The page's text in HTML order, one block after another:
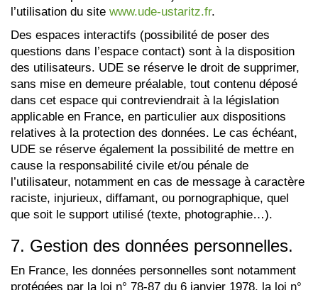
l’utilisation du site www.ude-ustaritz.fr.
Des espaces interactifs (possibilité de poser des
questions dans l’espace contact) sont à la disposition
des utilisateurs. UDE se réserve le droit de supprimer,
sans mise en demeure préalable, tout contenu déposé
dans cet espace qui contreviendrait à la législation
applicable en France, en particulier aux dispositions
relatives à la protection des données. Le cas échéant,
UDE se réserve également la possibilité de mettre en
cause la responsabilité civile et/ou pénale de
l’utilisateur, notamment en cas de message à caractère
raciste, injurieux, diffamant, ou pornographique, quel
que soit le support utilisé (texte, photographie…).
7. Gestion des données personnelles.
En France, les données personnelles sont notamment
protégées par la loi n° 78-87 du 6 janvier 1978, la loi n°